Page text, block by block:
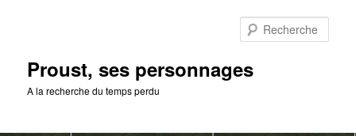
Proust, ses personnages
A la recherche du temps perdu